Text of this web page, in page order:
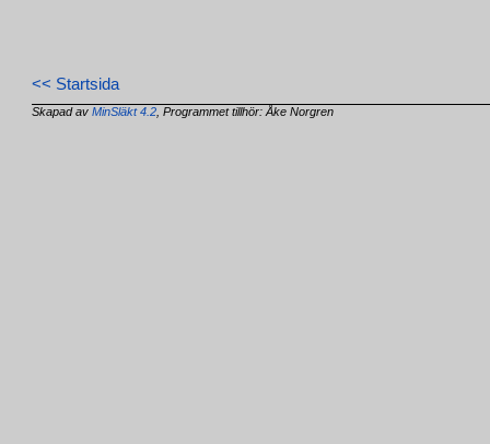
<< Startsida
Skapad avMinSläkt 4.2 , Programmet tillhör: Åke Norgren